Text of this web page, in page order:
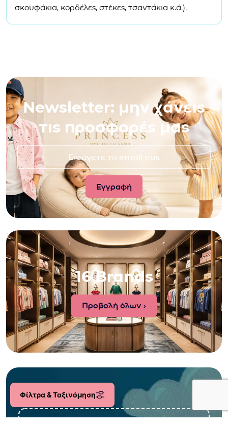
Φίλτρα & Ταξινόμηση
σκουφάκια, κορδέλες, στέκες, τσαντάκια κ.ά.).
Newsletter: μην χάνεις
τις προσφορές μας
16 Brands
Προβολή όλων ›